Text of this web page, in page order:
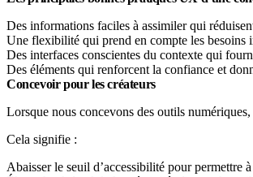
Des informations faciles à assimiler qui
Une flexibilité qui prend en compte les besoins
Des interfaces conscientes du contexte qui
Des éléments qui renforcent la confiance et
Concevoir pour les créateurs
Lorsque nous concevons des outils
Cela signifie :
Abaisser le seuil d’accessibilité pour permettre